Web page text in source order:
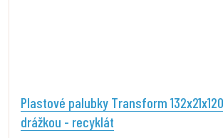
Plastové palubky Transform
drážkou - recyklát